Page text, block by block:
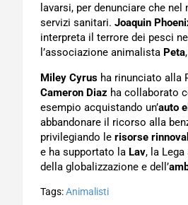
lavarsi, per denunciare che
servizi sanitari. Joaquin
interpreta il terrore dei pesci
l’associazione animalista Peta
Miley Cyrus ha rinunciato alla
Cameron Diaz ha collaborato
esempio acquistando un’auto
abbandonare il ricorso alla
privilegiando le risorse
e ha supportato la Lav, la
della globalizzazione e dell’
Tags:Animalisti